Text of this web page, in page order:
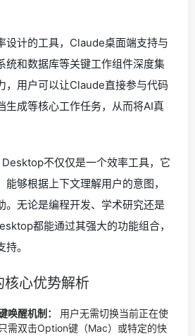
设计的工具，Claude桌面端支持与
统和数据库等关键工作组件深度集
，用户可以让Claude直接参与代码
生成等核心工作任务，从而将AI真
不仅仅是一个效率工具，它
够根据上下文理解用户的意图，
。无论是编程开发、学术研究还是
都能通过其强大的功能组合，
。
心优势解析
唤醒机制：
用户无需切换当前正在使
需双击Option键（Mac）或特定的快